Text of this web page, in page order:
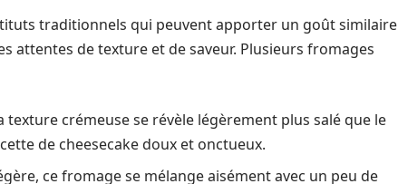
traditionnels qui peuvent apporter un goût similaire
attentes de texture et de saveur. Plusieurs fromages
texture crémeuse se révèle légèrement plus salé que le
de cheesecake doux et onctueux.
ce fromage se mélange aisément avec un peu de